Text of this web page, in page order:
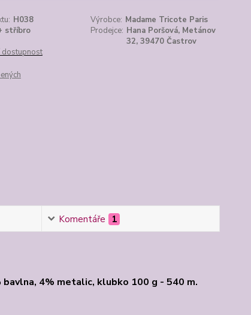
H038 Výrobce: Madame Tricote Paris
stříbro Prodejce: Hana Poršová, Metánov
32, 39470 Častrov
dostupnost
Komentáře 1
4% metalic, klubko 100 g - 540 m.